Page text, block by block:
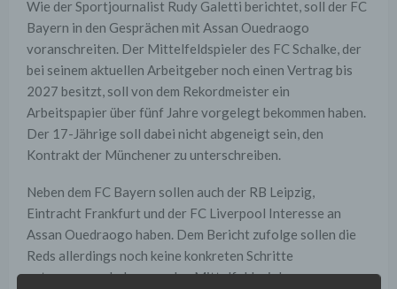
Wie der Sportjournalist Rudy Galetti berichtet, soll der FC
Bayern in den Gesprächen mit Assan Ouedraogo
voranschreiten. Der Mittelfeldspieler des FC Schalke, der
bei seinem aktuellen Arbeitgeber noch einen Vertrag bis
2027 besitzt, soll von dem Rekordmeister ein
Arbeitspapier über fünf Jahre vorgelegt bekommen haben.
Der 17-Jährige soll dabei nicht abgeneigt sein, den
Kontrakt der Münchener zu unterschreiben.
Neben dem FC Bayern sollen auch der RB Leipzig,
Eintracht Frankfurt und der FC Liverpool Interesse an
Assan Ouedraogo haben. Dem Bericht zufolge sollen die
Reds allerdings noch keine konkreten Schritte
unternommen haben, um den Mittelfeldspieler zu